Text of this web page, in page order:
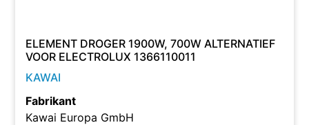
ELEMENT DROGER 1900W, 700W ALTERNATIEF
VOOR ELECTROLUX 1366110011
KAWAI
Fabrikant
Kawai Europa GmbH